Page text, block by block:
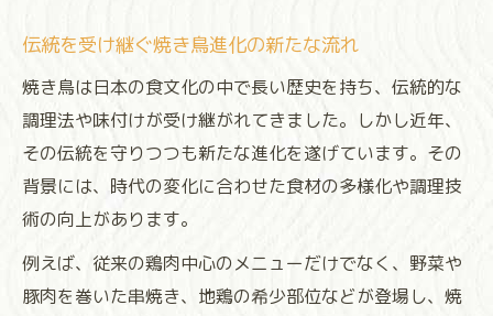
伝統を受け継ぐ焼き鳥進化の新たな流れ
焼き鳥は日本の食文化の中で長い歴史を持ち、伝統的な
調理法や味付けが受け継がれてきました。しかし近年、
その伝統を守りつつも新たな進化を遂げています。その
背景には、時代の変化に合わせた食材の多様化や調理技
術の向上があります。
例えば、従来の鶏肉中心のメニューだけでなく、野菜や
豚肉を巻いた串焼き、地鶏の希少部位などが登場し、焼